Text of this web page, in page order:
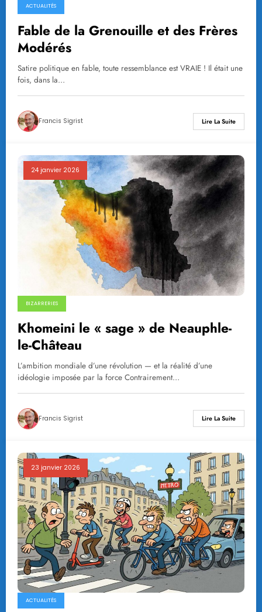
ACTUALITÉS
Fable de la Grenouille et des Frères
Modérés
Satire politique en fable, toute ressemblance est VRAIE ! Il était une
fois, dans la…
Francis Sigrist Lire La Suite
24 janvier 2026
BIZARRERIES
Khomeini le « sage » de Neauphle-
le-Château
L’ambition mondiale d’une révolution — et la réalité d’une
idéologie imposée par la force Contrairement…
Francis Sigrist Lire La Suite
23 janvier 2026
ACTUALITÉS